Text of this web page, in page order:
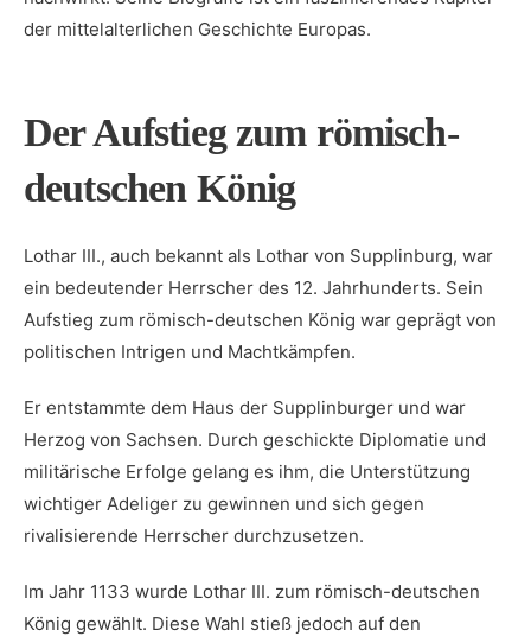
der mittelalterlichen Geschichte Europas.
Der Aufstieg zum römisch-
deutschen König
Lothar III., auch bekannt als Lothar von Supplinburg, war
‍ein bedeutender ⁤Herrscher des 12.‍ Jahrhunderts. Sein
Aufstieg zum römisch-deutschen König war geprägt von
politischen Intrigen und Machtkämpfen.
Er entstammte dem Haus der Supplinburger und war
Herzog⁤ von⁤ Sachsen. Durch geschickte Diplomatie ​und
militärische Erfolge gelang‍ es ihm, ⁤die Unterstützung
wichtiger Adeliger zu gewinnen und sich gegen
rivalisierende Herrscher ⁤durchzusetzen.
Im ‌Jahr 1133 wurde Lothar III. zum römisch-deutschen
König gewählt. ⁤Diese ⁣Wahl stieß jedoch auf den